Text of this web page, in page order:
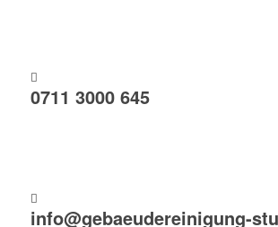
0711 3000 645
info@gebaeudereinigung-